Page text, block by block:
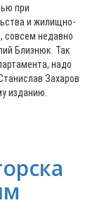
при
и жилищно-
совсем недавно
Близнюк. Так
надо
Захаров
изданию.